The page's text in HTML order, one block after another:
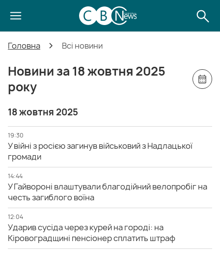
Головна Всі новини
Новини за 18 жовтня 2025
року
18 жовтня 2025
19:30
У війні з росією загинув військовий з Надлацької
громади
14:44
У Гайвороні влаштували благодійний велопробіг на
честь загиблого воїна
12:04
Ударив сусіда через курей на городі: на
Кіровоградщині пенсіонер сплатить штраф